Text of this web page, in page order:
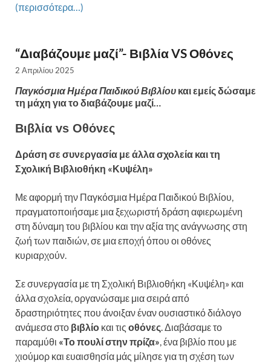
(περισσότερα…)
“Διαβάζουμε μαζί”- Βιβλία VS Οθόνες
2 Απριλίου 2025
Παγκόσμια Ημέρα Παιδικού Βιβλίου και εμείς δώσαμε
τη μάχη για το διαβάζουμε μαζί…
Βιβλία vs Οθόνες
Δράση σε συνεργασία με άλλα σχολεία και τη
Σχολική Βιβλιοθήκη «Κυψέλη»
Με αφορμή την Παγκόσμια Ημέρα Παιδικού Βιβλίου,
πραγματοποιήσαμε μια ξεχωριστή δράση αφιερωμένη
στη δύναμη του βιβλίου και την αξία της ανάγνωσης στη
ζωή των παιδιών, σε μια εποχή όπου οι οθόνες
κυριαρχούν.
Σε συνεργασία με τη Σχολική Βιβλιοθήκη «Κυψέλη» και
άλλα σχολεία, οργανώσαμε μια σειρά από
δραστηριότητες που άνοιξαν έναν ουσιαστικό διάλογο
ανάμεσα στο βιβλίο και τις οθόνες. Διαβάσαμε το
παραμύθι «Το πουλί στην πρίζα», ένα βιβλίο που με
χιούμορ και ευαισθησία μάς μίλησε για τη σχέση των